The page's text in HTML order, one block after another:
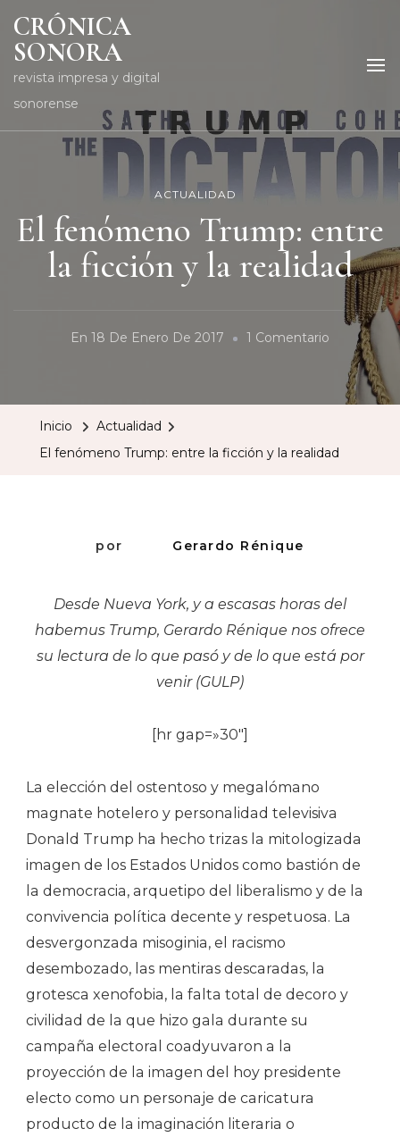
CRÓNICA
SONORA
revista impresa y digital
sonorense
ACTUALIDAD
El fenómeno Trump: entre
la ficción y la realidad
En 18 De Enero De 2017 1 Comentario
Fenómeno
Inicio
Actualidad
El fenómeno Trump: entre la ficción y la realidad
por Gerardo Rénique
Desde Nueva York, y a escasas horas del
habemus Trump, Gerardo Rénique nos ofrece
su lectura de lo que pasó y de lo que está por
venir (GULP)
[hr gap=»30″]
La elección del ostentoso y megalómano
magnate hotelero y personalidad televisiva
Donald Trump ha hecho trizas la mitologizada
imagen de los Estados Unidos como bastión de
la democracia, arquetipo del liberalismo y de la
convivencia política decente y respetuosa. La
desvergonzada misoginia, el racismo
desembozado, las mentiras descaradas, la
grotesca xenofobia, la falta total de decoro y
civilidad de la que hizo gala durante su
campaña electoral coadyuvaron a la
proyección de la imagen del hoy presidente
electo como un personaje de caricatura
producto de la imaginación literaria o